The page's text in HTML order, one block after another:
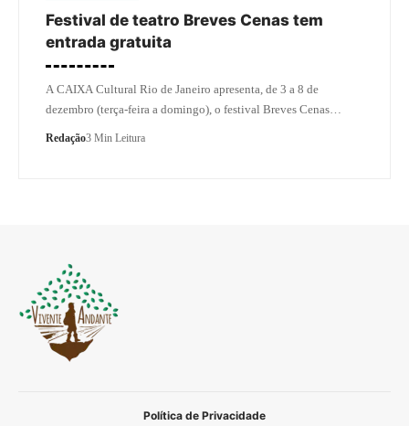
Festival de teatro Breves Cenas tem
entrada gratuita
A CAIXA Cultural Rio de Janeiro apresenta, de 3 a 8 de
dezembro (terça-feira a domingo), o festival Breves Cenas…
Redação3 Min Leitura
Política de Privacidade